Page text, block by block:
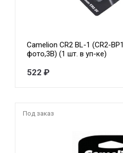
Camelion CR2 BL-1 (CR2-
фото,3В) (1 шт. в уп-ке)
522 ₽
Под заказ